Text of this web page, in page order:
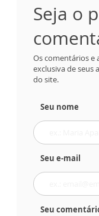
Seja o
Os comentários e
exclusiva de seus
do site.
Seu nome
Seu e-mail
Seu